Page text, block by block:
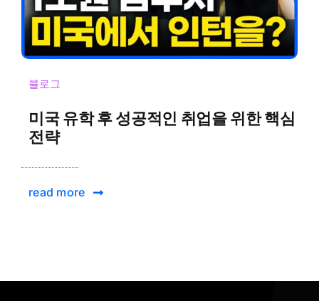
블로그
미국 유학 후 성공적인 취업을 위한 핵심
전략
read more